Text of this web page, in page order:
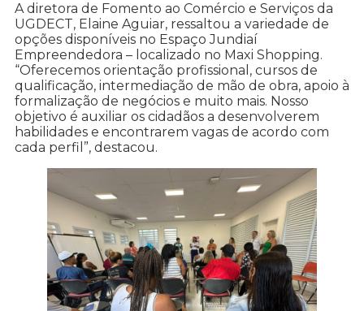
A diretora de Fomento ao Comércio e Serviços da
UGDECT, Elaine Aguiar, ressaltou a variedade de
opções disponíveis no Espaço Jundiaí
Empreendedora – localizado no Maxi Shopping.
“Oferecemos orientação profissional, cursos de
qualificação, intermediação de mão de obra, apoio à
formalização de negócios e muito mais. Nosso
objetivo é auxiliar os cidadãos a desenvolverem
habilidades e encontrarem vagas de acordo com
cada perfil”, destacou.